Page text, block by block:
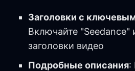
Заголовки с
Включайте "Seedance"
заголовки видео
Подробные описания: